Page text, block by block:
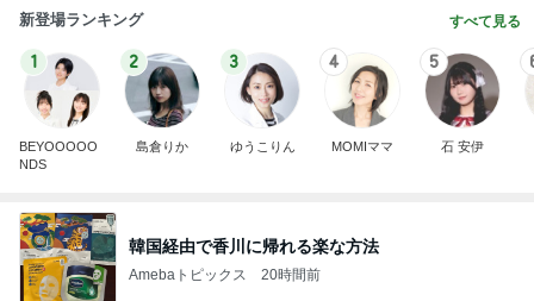
新登場ランキング すべて見る
1
BEYOOOOO
NDS
2
島倉りか
3
ゆうこりん
4
MOMIママ
5
石 安伊
韓国経由で香川に帰れる楽な方法
Amebaトピックス 20時間前